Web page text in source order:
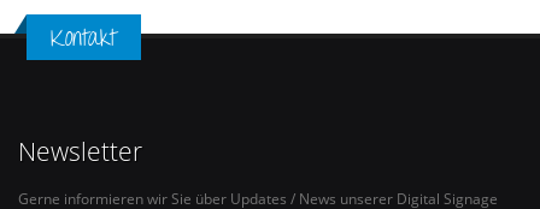
Kontakt
Newsletter
Gerne informieren wir Sie über Updates / News unserer Digital Signage